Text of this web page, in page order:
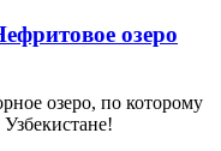
озеро
озеро, по которому